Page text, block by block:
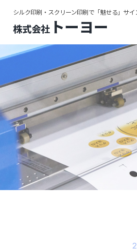
シルク印刷・スクリーン印刷で「魅せる」サイ
株式会社トーヨー